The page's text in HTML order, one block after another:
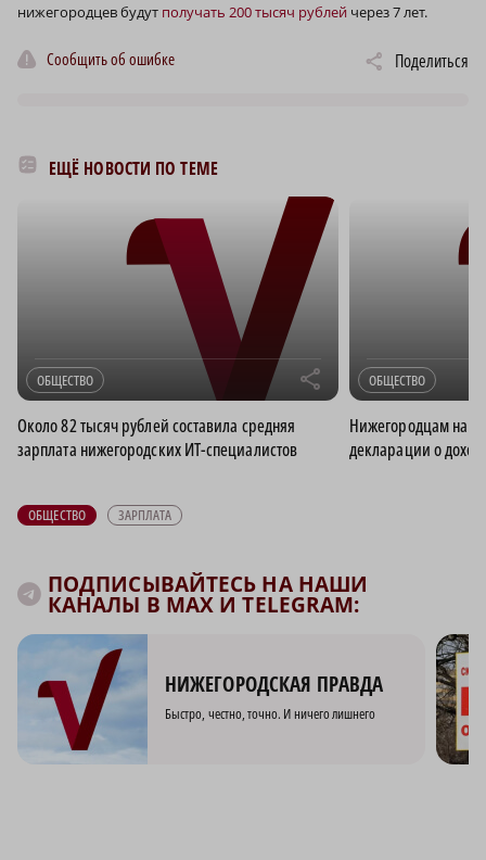
нижегородцев будут получать 200 тысяч рублей через 7 лет.
Сообщить об ошибке Поделиться
ЕЩЁ НОВОСТИ ПО ТЕМЕ
ОБЩЕСТВО r
Около 82 тысяч рублей составила средняя
зарплата нижегородских ИТ-специалистов
ОБЩЕСТВО
Нижегородцам
декларации о
ОБЩЕСТВО ЗАРПЛАТА
ПОДПИСЫВАЙТЕСЬ НА НАШИ
КАНАЛЫ В MAX И TELEGRAM:
НИЖЕГОРОДСКАЯ ПРАВДА
Быстро, честно, точно. И ничего лишнего